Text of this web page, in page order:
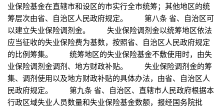
业保险基金在直辖市和设区的市实行全市统筹；其他地区的统
筹层次由省、自治区人民政府规定。 第八条 省、自治区可
以建立失业保险调剂金。 失业保险调剂金以统筹地区依法
应当征收的失业保险费为基数，按照省、自治区人民政府规定
的比例筹集。 统筹地区的失业保险基金不敷使用时，由失
业保险调剂金调剂、地方财政补贴。 失业保险调剂金的筹
集、调剂使用以及地方财政补贴的具体办法，由省、自治区人
民政府规定。 第九条 省、自治区、直辖市人民政府根据本
行政区域失业人员数量和失业保险基金数额，报经国务院批